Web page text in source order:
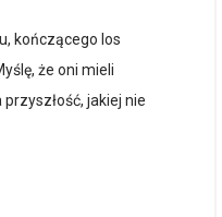
kończącego los
że oni mieli
jakiej nie